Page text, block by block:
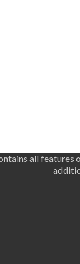
all features